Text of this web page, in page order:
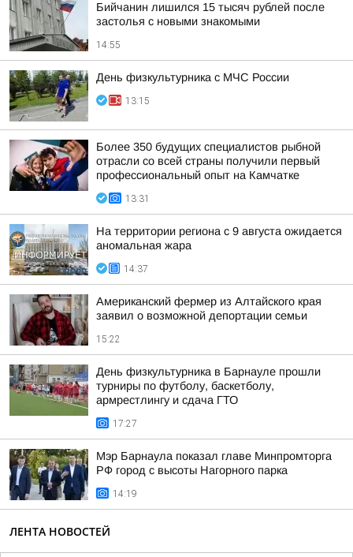
Бийчанин лишился 15 тысяч рублей после
застолья с новыми знакомыми
14:55
День физкультурника с МЧС России
13:15
Более 350 будущих специалистов рыбной
отрасли со всей страны получили первый
профессиональный опыт на Камчатке
13:31
На территории региона с 9 августа ожидается
аномальная жара
14:37
Американский фермер из Алтайского края
заявил о возможной депортации семьи
15:22
День физкультурника в Барнауле прошли
турниры по футболу, баскетболу,
армрестлингу и сдача ГТО
17:27
Мэр Барнаула показал главе Минпромторга
РФ город с высоты Нагорного парка
14:19
ЛЕНТА НОВОСТЕЙ